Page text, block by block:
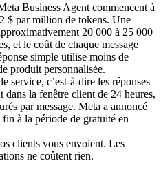
Business Agent commencent à
$ par million de tokens. Une
20 000 à 25 000
et le coût de chaque message
simple utilise moins de
produit personnalisée.
service, c’est-à-dire les réponses
dans la fenêtre client de 24 heures,
par message. Meta a annoncé
à la période de gratuité en
clients vous envoient. Les
ne coûtent rien.